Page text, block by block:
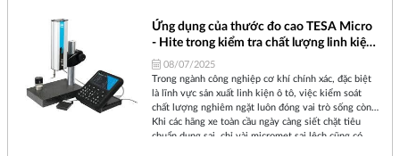
vượt trội trong nhiều môi trường công nghiệp khắt
khe.
​​​​​​​Ứng dụng của thước đo cao TESA Micro
- Hite trong kiểm tra chất lượng linh kiện
ô tô08/07/2025
​​​​​​​Trong ngành công nghiệp cơ khí chính xác, đặc biệt
là lĩnh vực sản xuất linh kiện ô tô, việc kiểm soát
chất lượng nghiêm ngặt luôn đóng vai trò sống còn.
Khi các hãng xe toàn cầu ngày càng siết chặt tiêu
chuẩn dung sai, chỉ vài micromet sai lệch cũng có